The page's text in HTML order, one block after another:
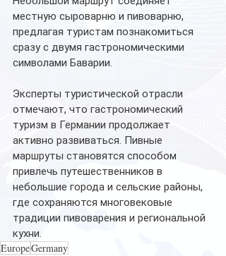
местную сыроварню и пивоварню,
предлагая туристам познакомиться
сразу с двумя гастрономическими
символами Баварии.
Эксперты туристической отрасли
отмечают, что гастрономический
туризм в Германии продолжает
активно развиваться. Пивные
маршруты становятся способом
привлечь путешественников в
небольшие города и сельские районы,
где сохраняются многовековые
традиции пивоварения и региональной
кухни.
EuropeGermany